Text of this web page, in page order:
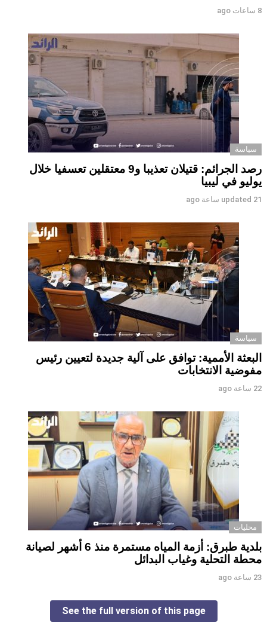
8 ساعات ago
سياسة
رصد الجرائم: قتيلان تعذيبا و9 معتقلين تعسفيا خلال
يوليو في ليبيا
updated 21 ساعة ago
سياسة
البعثة الأممية: توافق على آلية جديدة لتعيين رئيس
مفوضية الانتخابات
22 ساعة ago
محليات
بلدية طبرق: أزمة المياه مستمرة منذ 6 أشهر لصيانة
محطة التحلية وغياب البدائل ‏ ‏
23 ساعة ago
See the full version of this page